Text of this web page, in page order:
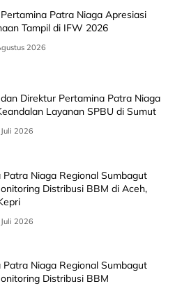
Patra Niaga Apresiasi
Tampil di IFW 2026
2026
Direktur Pertamina Patra Niaga
Layanan SPBU di Sumut
2026
Patra Niaga Regional Sumbagut
Distribusi BBM di Aceh,
2026
Patra Niaga Regional Sumbagut
Distribusi BBM